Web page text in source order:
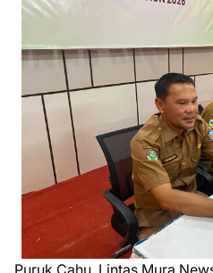
Puruk Cahu, Lintas Mura